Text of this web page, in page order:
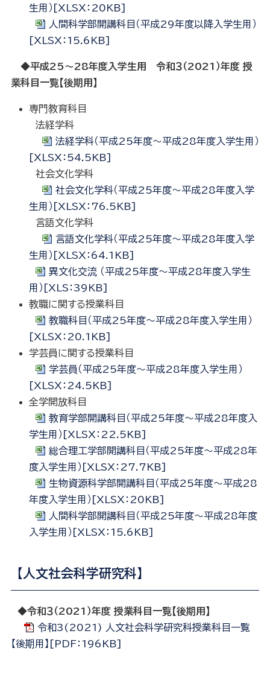
生用）[XLSX：20KB]
人間科学部開講科目（平成29年度以降入学生用）
[XLSX：15.6KB]
◆平成25～28年度入学生用 令和３（2021）年度 授
業科目一覧【後期用】
専門教育科目
法経学科
法経学科（平成25年度～平成28年度入学生用）
[XLSX：54.5KB]
社会文化学科
社会文化学科（平成25年度～平成28年度入学
生用）[XLSX：76.5KB]
言語文化学科
言語文化学科（平成25年度～平成28年度入学
生用）[XLSX：64.1KB]
異文化交流 （平成25年度～平成28年度入学生
用）[XLS：39KB]
教職に関する授業科目
教職科目（平成25年度～平成28年度入学生用）
[XLSX：20.1KB]
学芸員に関する授業科目
学芸員（平成25年度～平成28年度入学生用）
[XLSX：24.5KB]
全学開放科目
教育学部開講科目（平成25年度～平成28年度入
学生用）[XLSX：22.5KB]
総合理工学部開講科目（平成25年度～平成28年
度入学生用）[XLSX：27.7KB]
生物資源科学部開講科目（平成25年度～平成28
年度入学生用）[XLSX：20KB]
人間科学部開講科目（平成25年度～平成28年度
入学生用）[XLSX：15.6KB]
【人文社会科学研究科】
◆令和３（2021）年度 授業科目一覧【後期用】
令和3(2021) 人文社会科学研究科授業科目一覧
【後期用】[PDF：196KB]